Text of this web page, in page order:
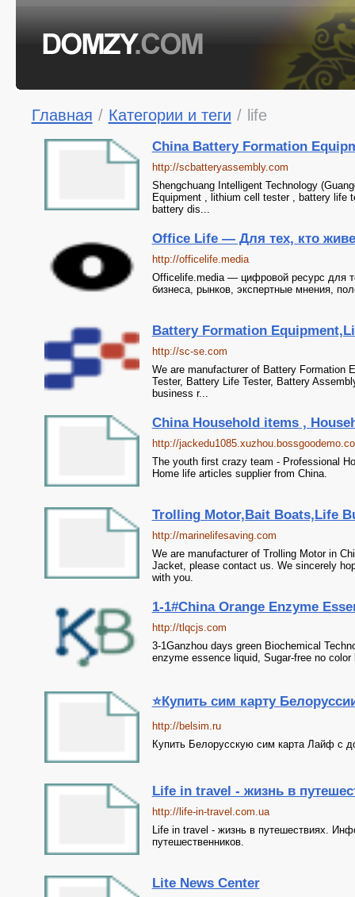
Главная / Категории и теги / life
China Battery Formation
http://scbatteryassembly.com
Shengchuang Intelligent Technology
Equipment , lithium cell tester , battery life
battery dis...
Office Life — Для тех, кто
http://officelife.media
Officelife.media — цифровой ресурс для
бизнеса, рынков, экспертные мнения,
Battery Formation
http://sc-se.com
We are manufacturer of Battery Formation
Tester, Battery Life Tester, Battery
business r...
China Household items ,
http://
The youth first crazy team - Professional
Home life articles supplier from China.
Trolling Motor,Bait Boats,Life
http://marinelifesaving.com
We are manufacturer of Trolling Motor in
Jacket, please contact us. We sincerely
with you.
1-1#China Orange Enzyme
http://tlqcjs.com
3-1Ganzhou days green Biochemical
enzyme essence liquid, Sugar-free no
⭐️Купить сим карту
http://belsim.ru
Купить Белорусскую сим карта Лайф с
Life in travel - жизнь в
http://life-in-travel.com.ua
Life in travel - жизнь в путешествиях.
путешественников.
Lite News Center